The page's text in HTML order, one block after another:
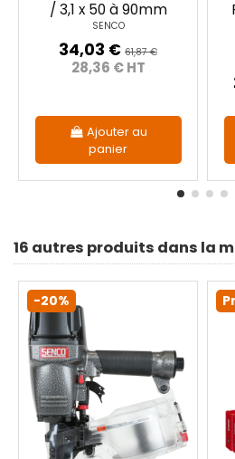
/ 3,1 x 50 à 90mm
SENCO
34,03 € 61,87 €
28,36 € HT
Ajouter au
panier
16 autres produits dans la
-20%